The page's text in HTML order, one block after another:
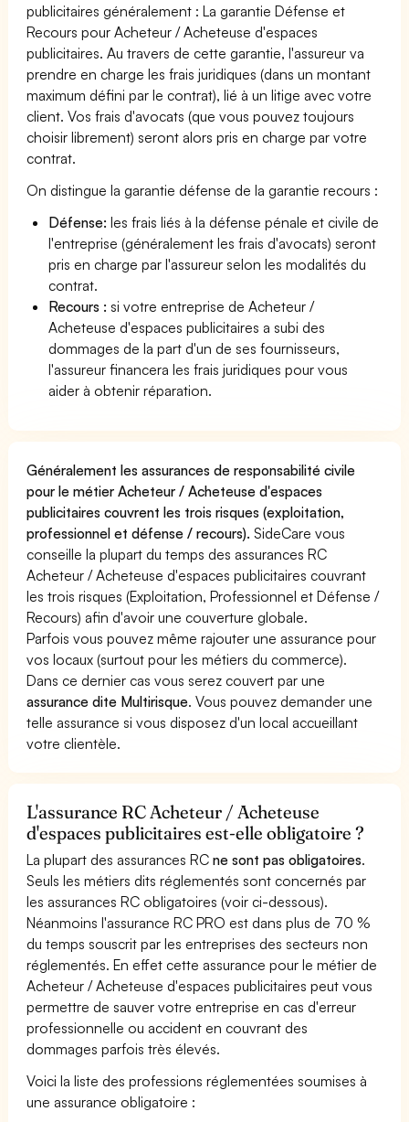
publicitaires généralement : La garantie Défense et
Recours pour Acheteur / Acheteuse d'espaces
publicitaires. Au travers de cette garantie, l'assureur va
prendre en charge les frais juridiques (dans un montant
maximum défini par le contrat), lié à un litige avec votre
client. Vos frais d'avocats (que vous pouvez toujours
choisir librement) seront alors pris en charge par votre
contrat.
On distingue la garantie défense de la garantie recours :
Défense: les frais liés à la défense pénale et civile de
l'entreprise (généralement les frais d'avocats) seront
pris en charge par l'assureur selon les modalités du
contrat.
Recours : si votre entreprise de Acheteur /
Acheteuse d'espaces publicitaires a subi des
dommages de la part d'un de ses fournisseurs,
l'assureur financera les frais juridiques pour vous
aider à obtenir réparation.
Généralement les assurances de responsabilité civile
pour le métier Acheteur / Acheteuse d'espaces
publicitaires couvrent les trois risques (exploitation,
professionnel et défense / recours). SideCare vous
conseille la plupart du temps des assurances RC
Acheteur / Acheteuse d'espaces publicitaires couvrant
les trois risques (Exploitation, Professionnel et Défense /
Recours) afin d'avoir une couverture globale.
Parfois vous pouvez même rajouter une assurance pour
vos locaux (surtout pour les métiers du commerce).
Dans ce dernier cas vous serez couvert par une
assurance dite Multirisque. Vous pouvez demander une
telle assurance si vous disposez d'un local accueillant
votre clientèle.
L'assurance RC Acheteur / Acheteuse
d'espaces publicitaires est-elle obligatoire ?
La plupart des assurances RCne sont pas obligatoires.
Seuls les métiers dits réglementés sont concernés par
les assurances RC obligatoires (voir ci-dessous).
Néanmoins l'assurance RC PRO est dans plus de 70 %
du temps souscrit par les entreprises des secteurs non
réglementés. En effet cette assurance pour le métier de
Acheteur / Acheteuse d'espaces publicitaires peut vous
permettre de sauver votre entreprise en cas d'erreur
professionnelle ou accident en couvrant des
dommages parfois très élevés.
Voici la liste des professions réglementées soumises à
une assurance obligatoire :